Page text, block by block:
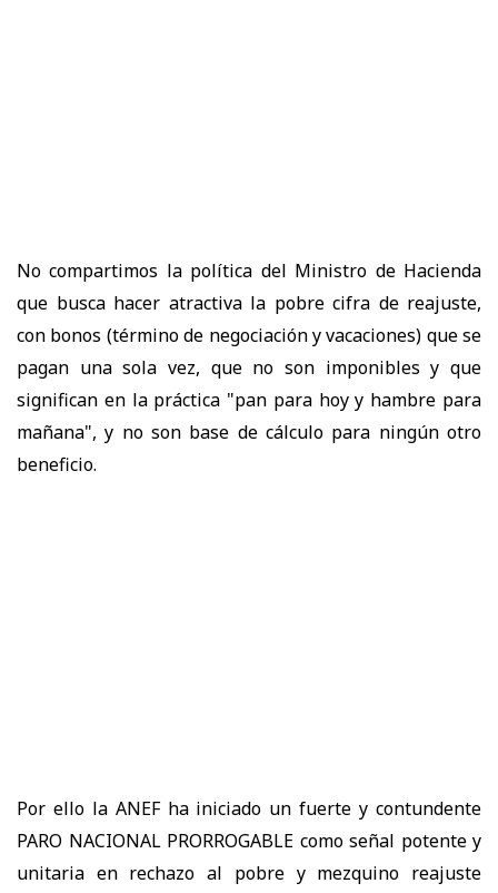
No compartimos la política del Ministro de Hacienda
que busca hacer atractiva la pobre cifra de reajuste,
con bonos (término de negociación y vacaciones) que se
pagan una sola vez, que no son imponibles y que
significan en la práctica "pan para hoy y hambre para
mañana", y no son base de cálculo para ningún otro
beneficio.
Por ello la ANEF ha iniciado un fuerte y contundente
PARO NACIONAL PRORROGABLE como señal potente y
unitaria en rechazo al pobre y mezquino reajuste